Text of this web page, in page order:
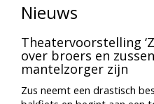
Nieuws
Theatervoorstelling
over broers en
mantelzorger zijn
Zus neemt een drastisch